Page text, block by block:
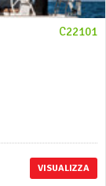
C22101
VISUALIZZA